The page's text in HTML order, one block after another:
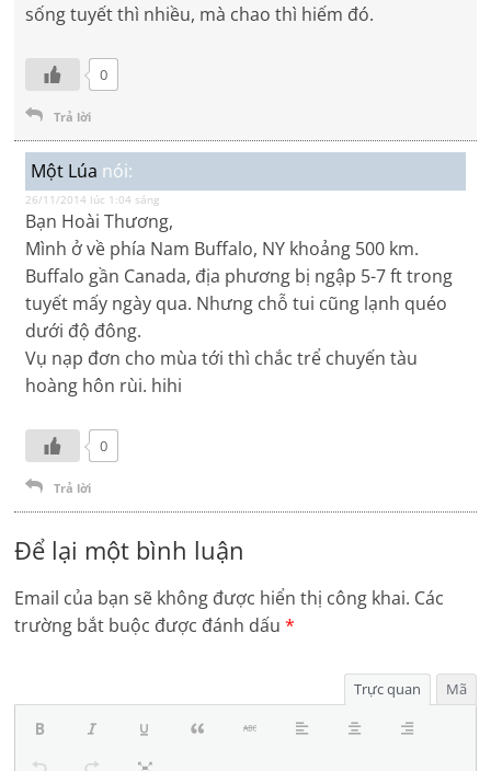
sống tuyết thì nhiều, mà chao thì hiếm đó.
0
Trả lời
Một Lúa nói:
26/11/2014 lúc 1:04 sáng
Bạn Hoài Thương,
Mình ở về phía Nam Buffalo, NY khoảng 500 km.
Buffalo gần Canada, địa phương bị ngập 5-7 ft trong
tuyết mấy ngày qua. Nhưng chỗ tui cũng lạnh quéo
dưới độ đông.
Vụ nạp đơn cho mùa tới thì chắc trể chuyến tàu
hoàng hôn rùi. hihi
0
Trả lời
Để lại một bình luận
Email của bạn sẽ không được hiển thị công khai. Các
trường bắt buộc được đánh dấu*
Trực quan Mã